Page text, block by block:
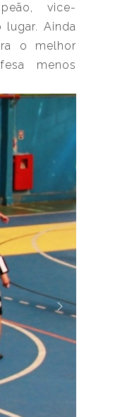
vice-
lugar. Ainda
o melhor
menos